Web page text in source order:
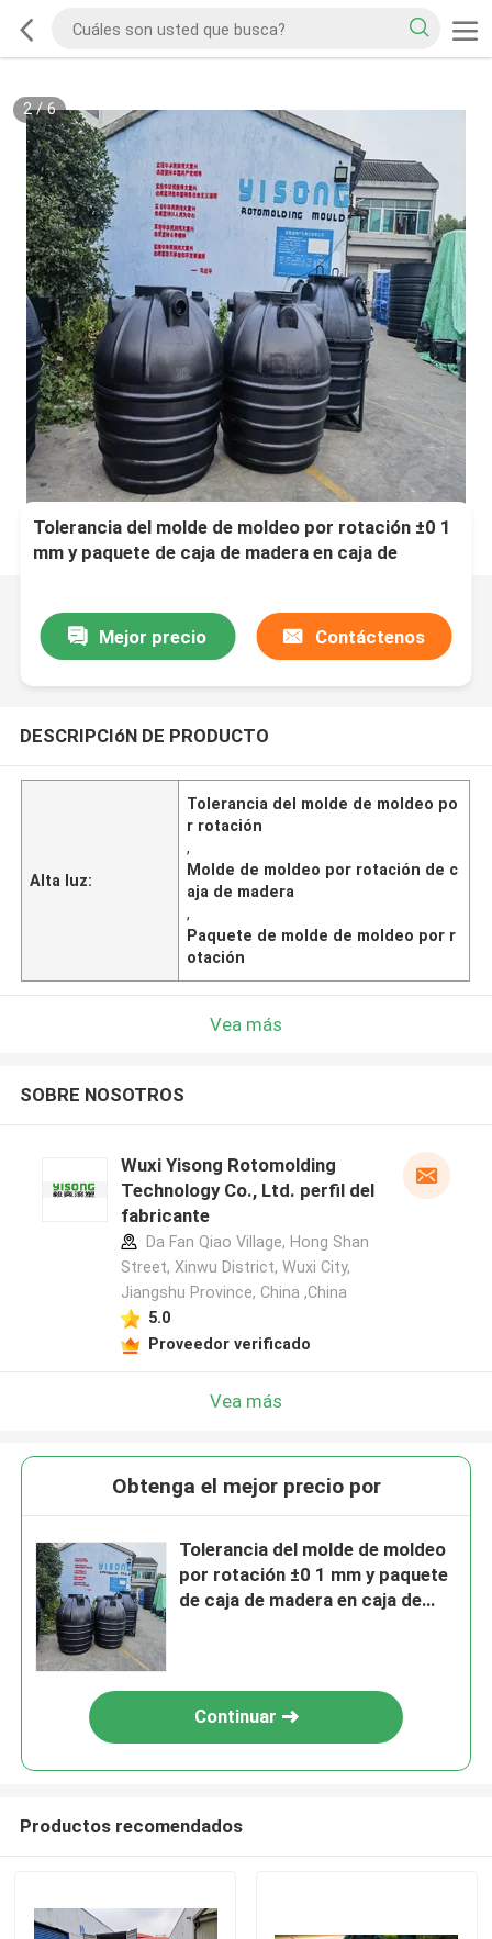
2/6
Tolerancia del molde de moldeo por rotación ±0 1
mm y paquete de caja de madera en caja de
Mejor precio Contáctenos
DESCRIPCIóN DE PRODUCTO
Alta luz:
Tolerancia del molde de moldeo po
r rotación
,
Molde de moldeo por rotación de c
aja de madera
,
Paquete de molde de moldeo por r
otación
Vea más
SOBRE NOSOTROS
Wuxi Yisong Rotomolding
Technology Co., Ltd. perfil del
fabricante
Da Fan Qiao Village, Hong Shan
Street, Xinwu District, Wuxi City,
Jiangshu Province, China ,China
5.0
Proveedor verificado
Vea más
Obtenga el mejor precio por
Tolerancia del molde de moldeo
por rotación ±0 1 mm y paquete
de caja de madera en caja de
Continuar
Productos recomendados